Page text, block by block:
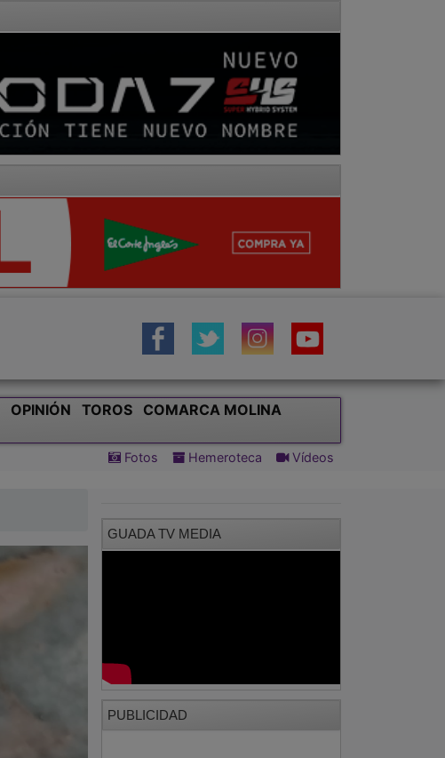
OPINIÓN TOROS
COMARCA MOLINA
Fotos Hemeroteca Vídeos
GUADA TV MEDIA
PUBLICIDAD